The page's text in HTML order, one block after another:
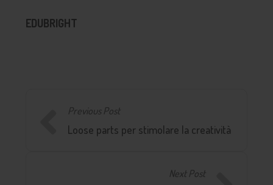
EDUBRIGHT
Previous Post
Loose parts per stimolare la creatività
Next Post